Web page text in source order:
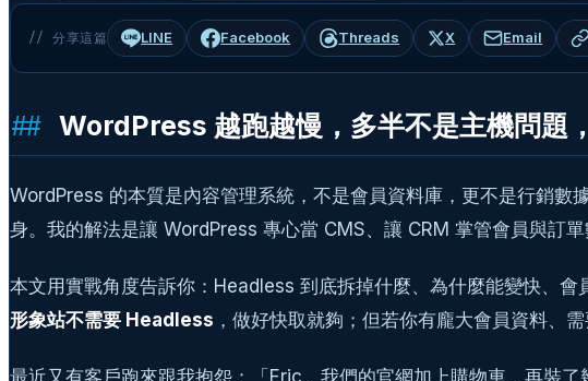
// 分享這篇 LINE Facebook Threads X Email
WordPress 越跑越慢，多半不是主機問題
WordPress 的本質是內容管理系統，不是會員資料庫，更不是行銷
身。我的解法是讓 WordPress 專心當 CMS、讓 CRM 掌管會員與訂
本文用實戰角度告訴你：Headless 到底拆掉什麼、為什麼能變快、會
形象站不需要 Headless ，做好快取就夠；但若你有龐大會員資料、